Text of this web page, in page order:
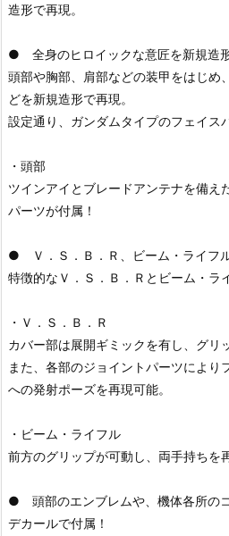
造形で再現。
● 全身のヒロイックな意匠を新規造
頭部や胸部、肩部などの装甲をはじめ
どを新規造形で再現。
設定通り、ガンダムタイプのフェイス
・頭部
ツインアイとブレードアンテナを備え
パーツが付属！
● Ｖ．Ｓ．Ｂ．Ｒ、ビーム・ライフ
特徴的なＶ．Ｓ．Ｂ．Ｒとビーム・ラ
・Ｖ．Ｓ．Ｂ．Ｒ
カバー部は展開ギミックを有し、グリ
また、各部のジョイントパーツにより
への発射ポーズを再現可能。
・ビーム・ライフル
前方のグリップが可動し、両手持ちを
● 頭部のエンブレムや、機体各所の
デカールで付属！